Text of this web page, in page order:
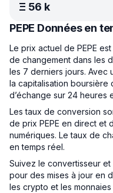
Ξ 56 k
PEPE Données en
Le prix actuel de PEPE
de changement dans les
les 7 derniers jours. Avec
la capitalisation boursière
d’échange sur 24 heures
Les taux de conversion
de prix PEPE en direct et
numériques. Le taux de
en temps réel.
Suivez le convertisseur
pour des mises à jour en
les crypto et les monnaies